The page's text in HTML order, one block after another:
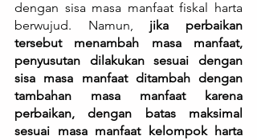
dengan sisa masa manfaat fiskal harta
berwujud. Namun, jika perbaikan
tersebut menambah masa manfaat,
penyusutan dilakukan sesuai dengan
sisa masa manfaat ditambah dengan
tambahan masa manfaat karena
perbaikan, dengan batas maksimal
sesuai masa manfaat kelompok harta